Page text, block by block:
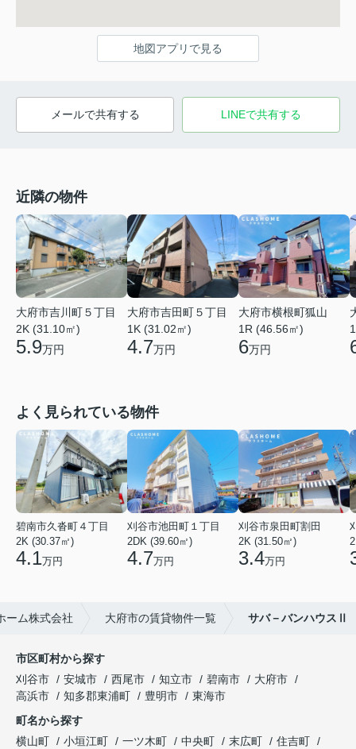
地図アプリで見る
メールで共有する LINEで共有する
近隣の物件
大府市吉川町５丁目
2K (31.10㎡)
5.9万円
大府市吉田町５丁目
1K (31.02㎡)
4.7万円
大府市横根町狐山
1R (46.56㎡)
6万円
よく見られている物件
碧南市久沓町４丁目
2K (30.37㎡)
4.1万円
刈谷市池田町１丁目
2DK (39.60㎡)
4.7万円
刈谷市泉田町割田
2K (31.50㎡)
3.4万円
ーム株式会社 大府市の賃貸物件一覧 サバ－バンハウスⅡ
市区町村から探す
刈谷市
安城市 西尾市 知立市 碧南市
大府市
高浜市
知多郡東浦町 豊明市
東海市
町名から探す
横山町
小垣江町 一ツ木町 中央町 末広町
住吉町